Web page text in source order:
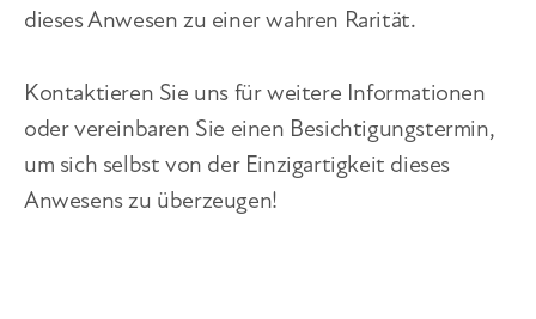
dieses Anwesen zu einer wahren Rarität.
Kontaktieren Sie uns für weitere Informationen
oder vereinbaren Sie einen Besichtigungstermin,
um sich selbst von der Einzigartigkeit dieses
Anwesens zu überzeugen!